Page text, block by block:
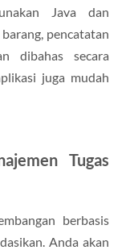
Java dan
pencatatan
dibahas secara
juga mudah
Tugas
berbasis
Anda akan